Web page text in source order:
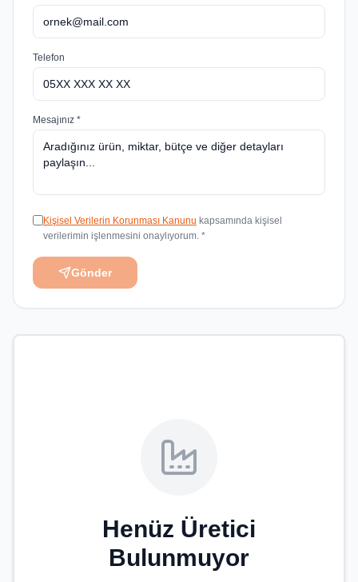
Telefon
Mesajınız *
Kişisel Verilerin Korunması Kanunu kapsamında kişisel
verilerimin işlenmesini onaylıyorum. *
Gönder
Henüz Üretici
Bulunmuyor